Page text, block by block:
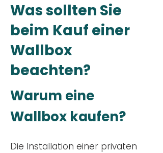
Was sollten Sie
beim Kauf einer
Wallbox
beachten?
Warum eine
Wallbox kaufen?
Die Installation einer privaten